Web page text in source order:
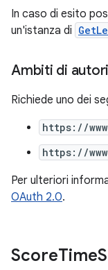
In caso di esito
un'istanza di
Ambiti di
Richiede uno dei
https://
https://
Per ulteriori
OAuth 2.0.
ScoreTime